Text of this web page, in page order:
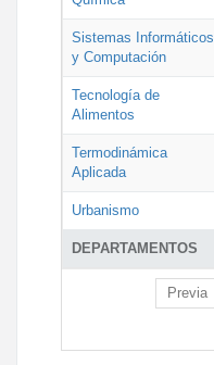
DEPARTAMENTOS
Sistemas Informáticos
y Computación
Tecnología de
Alimentos
Termodinámica
Aplicada
Urbanismo
Previa